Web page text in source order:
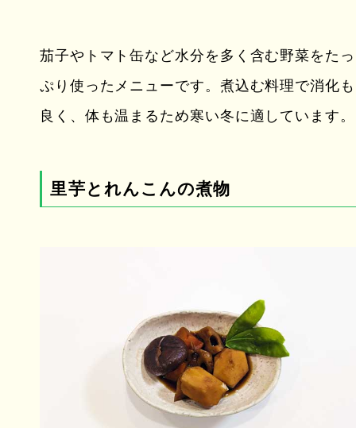
茄子やトマト缶など水分を多く含む野菜をたっ
ぷり使ったメニューです。煮込む料理で消化も
良く、体も温まるため寒い冬に適しています。
里芋とれんこんの煮物